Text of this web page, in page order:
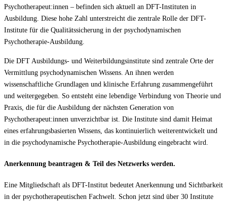
Psychotherapeut:innen – befinden sich aktuell an DFT-Instituten in
Ausbildung. Diese hohe Zahl unterstreicht die zentrale Rolle der DFT-
Institute für die Qualitätssicherung in der psychodynamischen
Psychotherapie-Ausbildung.
Die DFT Ausbildungs- und Weiterbildungsinstitute sind zentrale Orte der
Vermittlung psychodynamischen Wissens. An ihnen werden
wissenschaftliche Grundlagen und klinische Erfahrung zusammengeführt
und weitergegeben. So entsteht eine lebendige Verbindung von Theorie und
Praxis, die für die Ausbildung der nächsten Generation von
Psychotherapeut:innen unverzichtbar ist. Die Institute sind damit Heimat
eines erfahrungsbasierten Wissens, das kontinuierlich weiterentwickelt und
in die psychodynamische Psychotherapie-Ausbildung eingebracht wird.
Anerkennung beantragen & Teil des Netzwerks werden.
Eine Mitgliedschaft als DFT-Institut bedeutet Anerkennung und Sichtbarkeit
in der psychotherapeutischen Fachwelt. Schon jetzt sind über 30 Institute